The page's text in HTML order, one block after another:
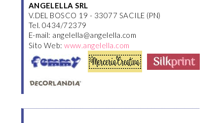
ANGELELLA SRL
V.DEL BOSCO 19 - 33077 SACILE (PN)
Tel. 0434/72379
E-mail: angelella@angelella.com
Sito Web:www.angelella.com